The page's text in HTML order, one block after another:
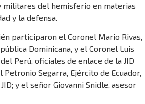
militares del hemisferio en materias
y la defensa.
participaron el Coronel Mario Rivas,
Dominicana, y el Coronel Luis
Perú, oficiales de enlace de la JID
Petronio Segarra, Ejército de Ecuador,
y el señor Giovanni Snidle, asesor